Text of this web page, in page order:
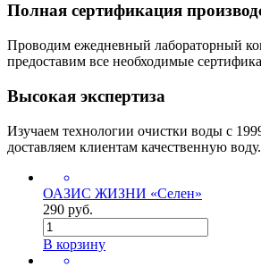
Полная сертификация
Проводим ежедневный лабораторный
предоставим все необходимые
Высокая экспертиза
Изучаем технологии очистки воды с
доставляем клиентам качественную воду.
ОАЗИС ЖИЗНИ «Селен»
290 руб.
В корзину